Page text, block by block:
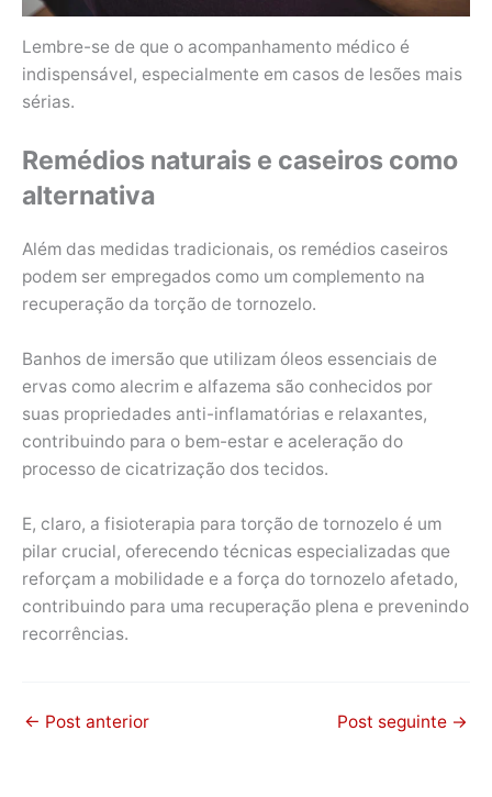
Lembre-se de que o acompanhamento médico é
indispensável, especialmente em casos de lesões mais
sérias.
Remédios naturais e caseiros como
alternativa
Além das medidas tradicionais, os remédios caseiros
podem ser empregados como um complemento na
recuperação da torção de tornozelo.
Banhos de imersão que utilizam óleos essenciais de
ervas como alecrim e alfazema são conhecidos por
suas propriedades anti-inflamatórias e relaxantes,
contribuindo para o bem-estar e aceleração do
processo de cicatrização dos tecidos.
E, claro, a fisioterapia para torção de tornozelo é um
pilar crucial, oferecendo técnicas especializadas que
reforçam a mobilidade e a força do tornozelo afetado,
contribuindo para uma recuperação plena e prevenindo
recorrências.
← Post anterior Post seguinte →